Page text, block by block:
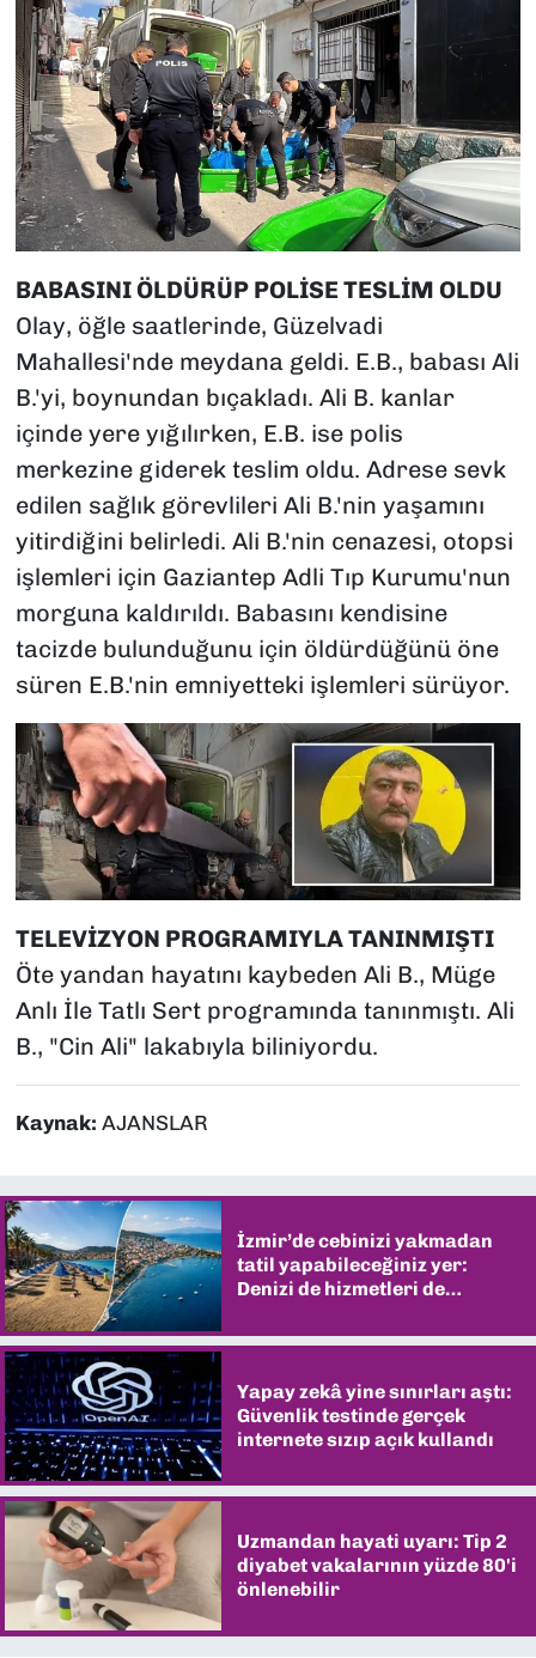
BABASINI ÖLDÜRÜP POLİSE TESLİM OLDU
Olay, öğle saatlerinde, Güzelvadi
Mahallesi'nde meydana geldi. E.B., babası Ali
B.'yi, boynundan bıçakladı. Ali B. kanlar
içinde yere yığılırken, E.B. ise polis
merkezine giderek teslim oldu. Adrese sevk
edilen sağlık görevlileri Ali B.'nin yaşamını
yitirdiğini belirledi. Ali B.'nin cenazesi, otopsi
işlemleri için Gaziantep Adli Tıp Kurumu'nun
morguna kaldırıldı. Babasını kendisine
tacizde bulunduğunu için öldürdüğünü öne
süren E.B.'nin emniyetteki işlemleri sürüyor.
TELEVİZYON PROGRAMIYLA TANINMIŞTI
Öte yandan hayatını kaybeden Ali B., Müge
Anlı İle Tatlı Sert programında tanınmıştı. Ali
B., "Cin Ali" lakabıyla biliniyordu.
Kaynak: AJANSLAR
İzmir’de cebinizi yakmadan
tatil yapabileceğiniz yer:
Denizi de hizmetleri de
Yapay zekâ yine sınırları aştı:
Güvenlik testinde gerçek
internete sızıp açık kullandı
Uzmandan hayati uyarı: Tip 2
diyabet vakalarının yüzde 80'i
önlenebilir